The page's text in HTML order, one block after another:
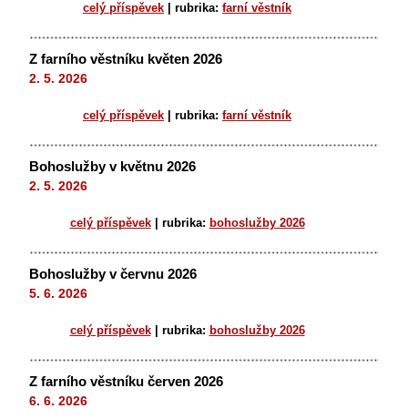
celý příspěvek rubrika: farní věstník
Z farního věstníku květen 2026
2. 5. 2026
celý příspěvek rubrika: farní věstník
Bohoslužby v květnu 2026
2. 5. 2026
celý příspěvek rubrika: bohoslužby 2026
Bohoslužby v červnu 2026
5. 6. 2026
celý příspěvek rubrika: bohoslužby 2026
Z farního věstníku červen 2026
6. 6. 2026